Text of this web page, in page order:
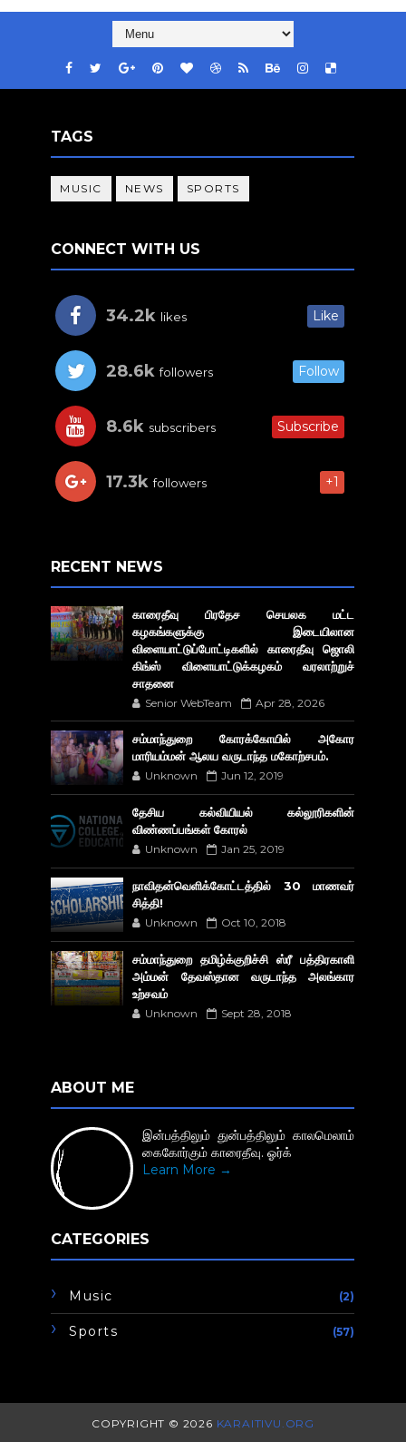
TAGS
MUSIC NEWS SPORTS
CONNECT WITH US
34.2k likes Like
28.6k followers Follow
8.6k subscribers Subscribe
17.3k followers +1
RECENT NEWS
காரைதீவு பிரதேச செயலக மட்ட
கழகங்களுக்கு இடையிலான
விளையாட்டுப்போட்டிகளில் காரைதீவு ஜொலி
கிங்ஸ் விளையாட்டுக்கழகம் வரலாற்றுச்
சாதனை
Senior WebTeam Apr 28, 2026
சம்மாந்துறை கோரக்கோயில் அகோர​
மாரியம்மன் ஆலய வருடாந்த மகோற்சபம்.
Unknown Jun 12, 2019
தேசிய கல்வியியல் கல்லூரிகளின்
விண்ணப்பங்கள் கோரல்
Unknown Jan 25, 2019
நாவிதன்வெளிக்கோட்டத்தில் 30 மாணவர்
சித்தி!
Unknown Oct 10, 2018
சம்மாந்துறை தமிழ்க்குறிச்சி ஸ்ரீ பத்திரகாளி
அம்மன் தேவஸ்தான வருடாந்த அலங்கார
உற்சவம்
Unknown Sept 28, 2018
ABOUT ME
இன்பத்திலும் துன்பத்திலும் காலமெலாம்
கைகோர்கும் காரைதீவு. ஓர்க்
Learn More →
CATEGORIES
Music (2)
Sports (57)
COPYRIGHT © 2026 KARAITIVU.ORG